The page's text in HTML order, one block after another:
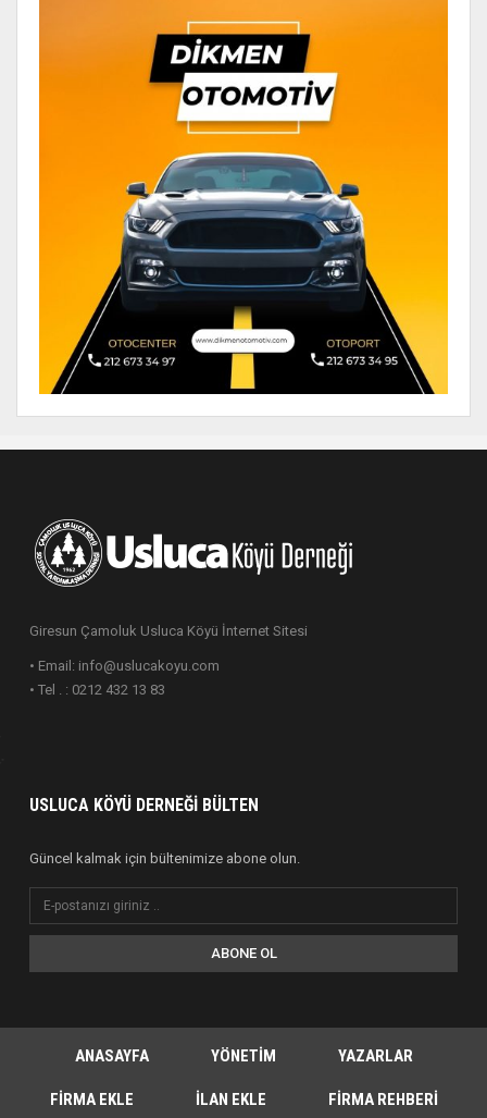
Giresun Çamoluk Usluca Köyü İnternet Sitesi
• Email: info@uslucakoyu.com
• Tel . : 0212 432 13 83
USLUCA KÖYÜ DERNEĞI BÜLTEN
Güncel kalmak için bültenimize abone olun.
ABONE OL
ANASAYFA YÖNETIM YAZARLAR
FIRMA EKLE İLAN EKLE FIRMA REHBERI